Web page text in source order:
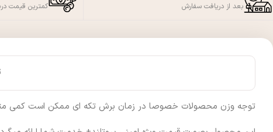
بعد از دریافت سفارش کمترین قیمت
توجه وزن محصولات خصوصا در زمان برش تکه ای ممکن است کمی